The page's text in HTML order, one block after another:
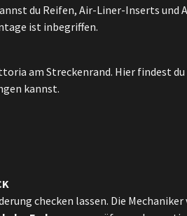
du Reifen, Air-Liner-Inserts und
ist inbegriffen.
am Streckenrand. Hier findest du
kannst.
checken lassen. Die Mechaniker